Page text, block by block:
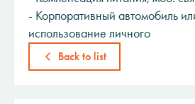
- Корпоративный автомобиль
использование личного
Back to list